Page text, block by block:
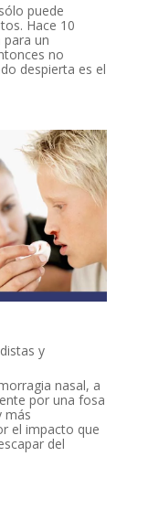
puede
Hace 10
un
no
despierta es el
y
nasal, a
por una fosa
más
el impacto que
del